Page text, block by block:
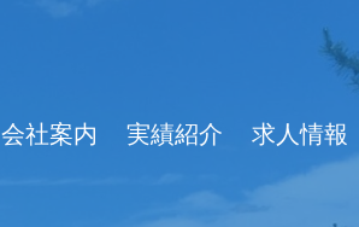
会社案内 実績紹介 求人情報